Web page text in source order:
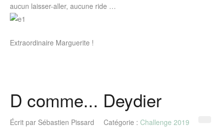
aucun laisser-aller, aucune ride …
Extraordinaire Marguerite !
D comme... Deydier
Écrit par Sébastien Pissard Catégorie : Challenge 2019